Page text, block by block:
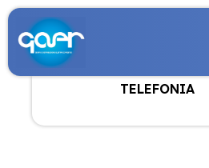
TELEFONIA